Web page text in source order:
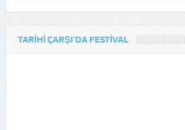
TARIHI ÇARŞI’DA FESTIVAL